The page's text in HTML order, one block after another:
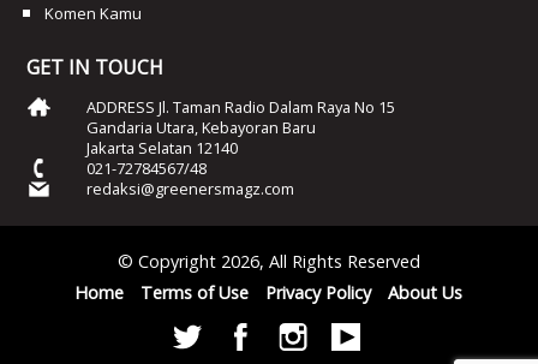
Komen Kamu
GET IN TOUCH
ADDRESS Jl. Taman Radio Dalam Raya No 15
Gandaria Utara, Kebayoran Baru
Jakarta Selatan 12140
021-72784567/48
redaksi@greenersmagz.com
© Copyright 2026, All Rights Reserved
Home
Terms of Use Privacy Policy About Us